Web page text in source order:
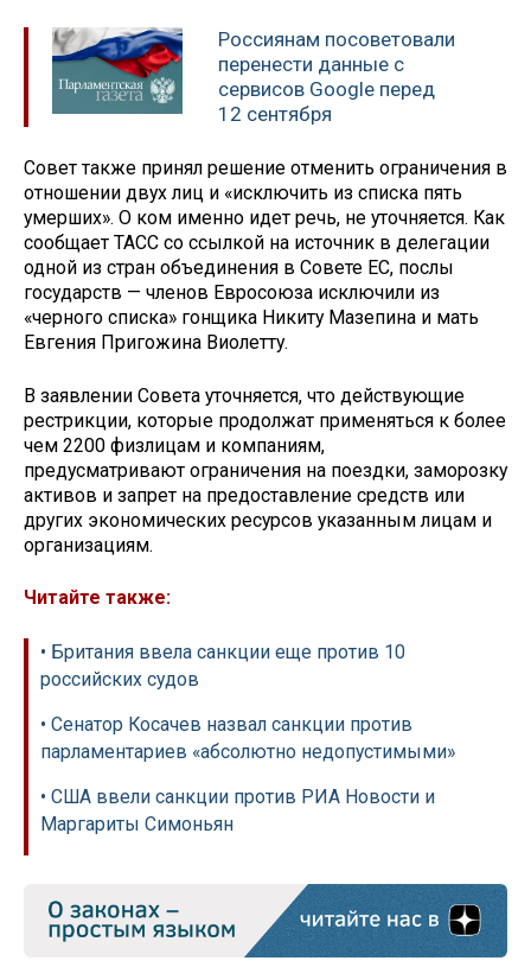
Россиянам посоветовали
перенести данные с
сервисов Google перед
12 сентября
Совет также принял решение отменить ограничения в
отношении двух лиц и «исключить из списка пять
умерших». О ком именно идет речь, не уточняется. Как
сообщает ТАСС со ссылкой на источник в делегации
одной из стран объединения в Совете ЕС, послы
государств — членов Евросоюза исключили из
«черного списка» гонщика Никиту Мазепина и мать
Евгения Пригожина Виолетту.
В заявлении Совета уточняется, что действующие
рестрикции, которые продолжат применяться к более
чем 2200 физлицам и компаниям,
предусматривают ограничения на поездки, заморозку
активов и запрет на предоставление средств или
других экономических ресурсов указанным лицам и
организациям.
Читайте также:
• Британия ввела санкции еще против 10
российских судов
• Сенатор Косачев назвал санкции против
парламентариев «абсолютно недопустимыми»
• США ввели санкции против РИА Новости и
Маргариты Симоньян